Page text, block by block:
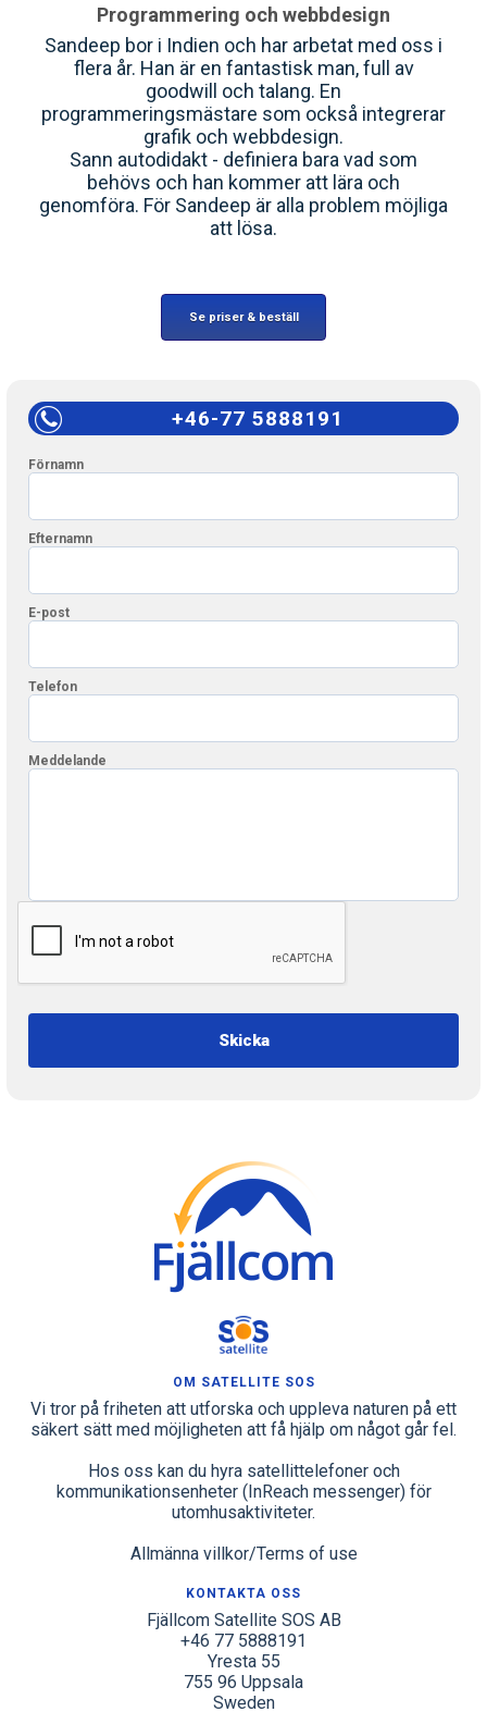
Programmering och webbdesign
Sandeep bor i Indien och har arbetat med oss i
flera år. Han är en fantastisk man, full av
goodwill och talang. En
programmeringsmästare som också integrerar
grafik och webbdesign.
Sann autodidakt - definiera bara vad som
behövs och han kommer att lära och
genomföra. För Sandeep är alla problem möjliga
att lösa.
Se priser & beställ
+46-77 5888191
Förnamn
Efternamn
E-post
Telefon
Meddelande
Skicka
OM SATELLITE SOS
Vi tror på friheten att utforska och uppleva naturen på ett
säkert sätt med möjligheten att få hjälp om något går fel.
Hos oss kan du hyra satellittelefoner och
kommunikationsenheter (InReach messenger) för
utomhusaktiviteter.
Allmänna villkor/Terms of use
KONTAKTA OSS
Fjällcom Satellite SOS AB
+46 77 5888191
Yresta 55
755 96 Uppsala
Sweden